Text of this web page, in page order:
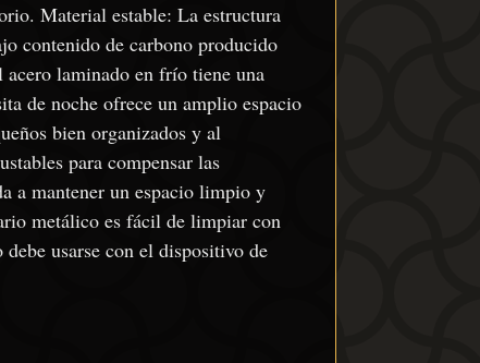
Material estable: La estructura
contenido de carbono producido
acero laminado en frío tiene una
de noche ofrece un amplio espacio
bien organizados y al
para compensar las
a mantener un espacio limpio y
metálico es fácil de limpiar con
usarse con el dispositivo de